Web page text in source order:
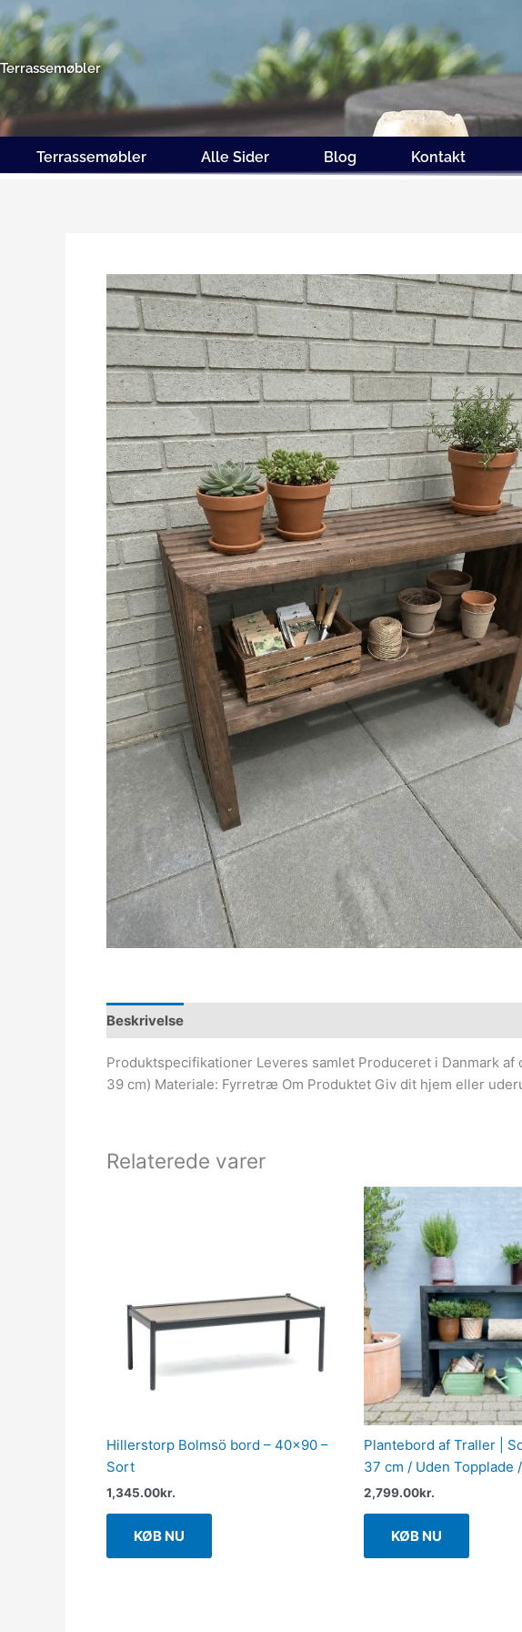
til
indholdet
Terrassemøbler
Terrassemøbler Alle Sider Blog Kontakt
Beskrivelse
Produktspecifikationer Leveres samlet Produceret i Danmark
39 cm) Materiale: Fyrretræ Om Produktet Giv dit hjem eller
Relaterede varer
Hillerstorp Bolmsö bord – 40×90 –
Sort
1,345.00kr.
KØB NU
Plantebord af Traller |
37 cm / Uden Topplade
2,799.00kr.
KØB NU